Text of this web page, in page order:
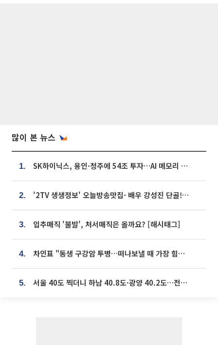
많이 본 뉴스
1. SK하이닉스, 용인·청주에 54조 투자…AI 메모리 생산기지 키운다
2. '2TV 생생정보' 오늘방송맛집- 배우 강성진 단골! 쌀국수ㆍ푸팟퐁 커리 맛집 '블○○○'
3. 입추매직 '불발', 처서매직은 올까요? [해시태그]
4. 차인표 "동생 구강암 투병…떠나보낼 때 가장 힘들었다”
5. 서울 40도 찍더니 하남 40.8도·광양 40.2도…전국 '펄펄'